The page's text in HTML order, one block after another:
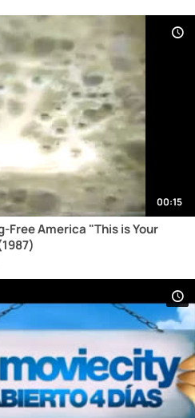
00:15
Free America "This is Your